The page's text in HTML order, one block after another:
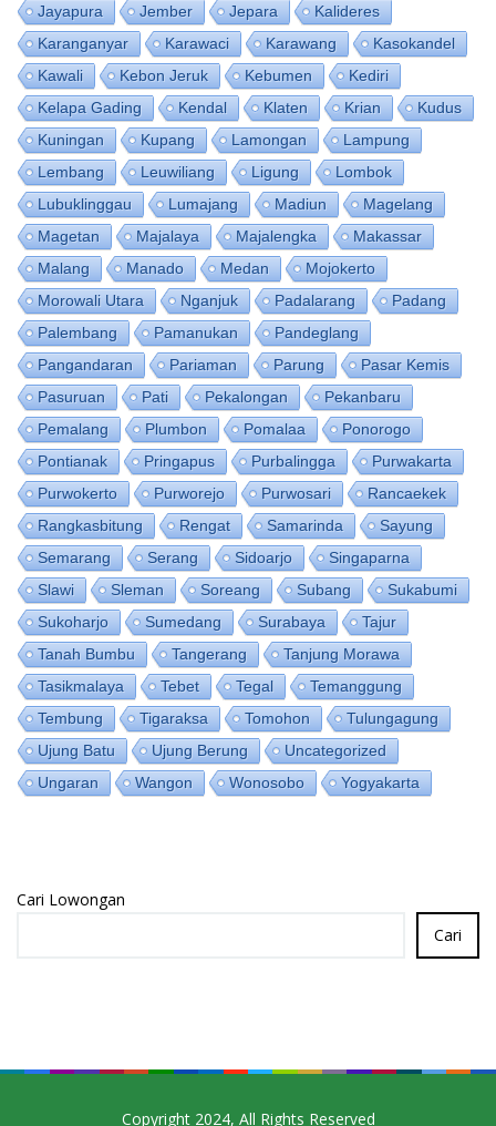
Jayapura
Jember Jepara
Kalideres
Karanganyar
Karawaci Karawang
Kasokandel
Kawali
Kebon Jeruk Kebumen
Kediri
Kelapa Gading
Kendal Klaten Krian
Kudus
Kuningan
Kupang Lamongan
Lampung
Lembang
Leuwiliang Ligung
Lombok
Lubuklinggau
Lumajang Madiun
Magelang
Magetan
Majalaya Majalengka
Makassar
Malang
Manado Medan
Mojokerto
Morowali Utara
Nganjuk Padalarang
Padang
Palembang
Pamanukan
Pandeglang
Pangandaran
Pariaman Parung
Pasar Kemis
Pasuruan
Pati Pekalongan
Pekanbaru
Pemalang
Plumbon Pomalaa
Ponorogo
Pontianak
Pringapus Purbalingga
Purwakarta
Purwokerto
Purworejo Purwosari
Rancaekek
Rangkasbitung
Rengat Samarinda
Sayung
Semarang
Serang Sidoarjo
Singaparna
Slawi
Sleman Soreang Subang
Sukabumi
Sukoharjo
Sumedang Surabaya
Tajur
Tanah Bumbu
Tangerang
Tanjung Morawa
Tasikmalaya
Tebet Tegal
Temanggung
Tembung
Tigaraksa Tomohon
Tulungagung
Ujung Batu
Ujung Berung
Uncategorized
Ungaran
Wangon Wonosobo Yogyakarta
Cari Lowongan
Cari
Copyright 2024, All Rights Reserved